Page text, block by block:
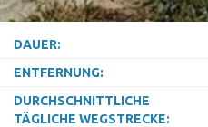
DAUER:
ENTFERNUNG:
DURCHSCHNITTLICHE
TÄGLICHE WEGSTRECKE: